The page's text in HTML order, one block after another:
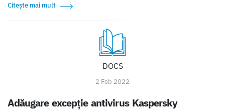
Citește mai mult
DOCS
2 Feb 2022
Adăugare excepție antivirus Kaspersky